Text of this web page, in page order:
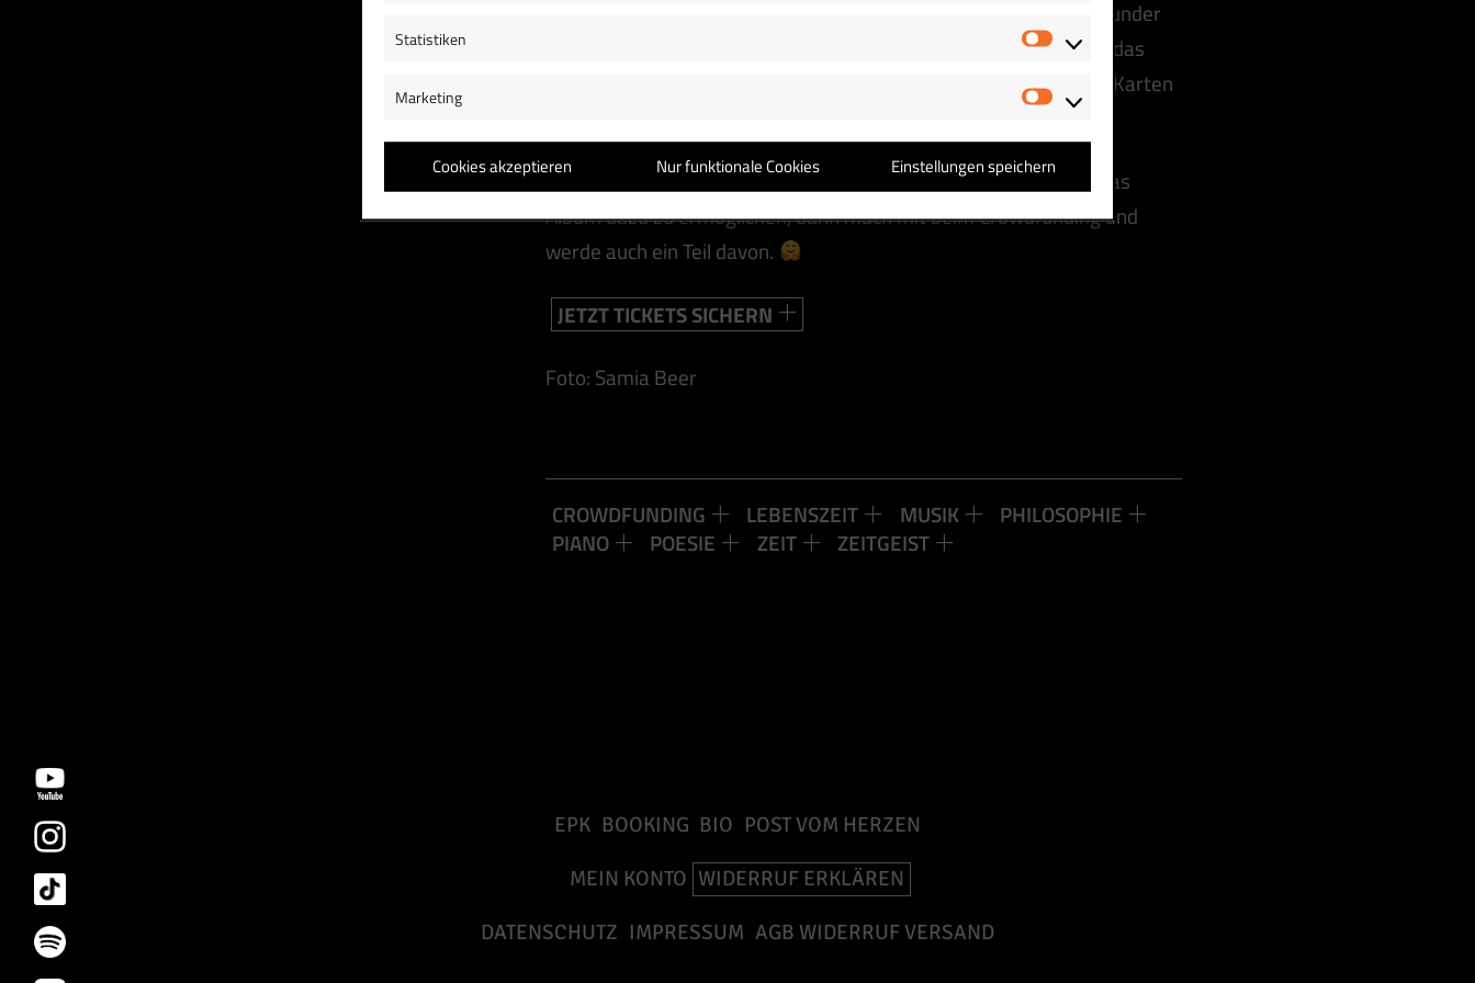
Statistiken Statistiken
Marketing Marketing
Cookies akzeptieren Nur funktionale Cookies Einstellungen speichern
und die anderen Crowdfunder
im Raum Berlin/Potsdam geben werde. Wir werden gemeinsam das
Erreichte feiern, und du kannst mir und dem neuen Album „in die Karten
Das Lied heißt übrigens „Sekunden“. Wenn du helfen möchtest, das
Album dazu zu ermöglichen, dann mach mit beim Crowdfunding und
werde auch ein Teil davon.
JETZT TICKETS SICHERN
Foto: Samia Beer
CROWDFUNDING LEBENSZEIT MUSIK
PHILOSOPHIE
PIANO
POESIE ZEIT ZEITGEIST
EPK BOOKING BIO POST VOM HERZEN
MEIN KONTO WIDERRUF ERKLÄREN
DATENSCHUTZ IMPRESSUM AGB WIDERRUF VERSAND